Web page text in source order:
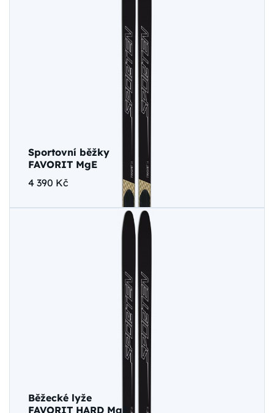
Sportovní běžky
FAVORIT MgE
4 390 Kč
Běžecké lyže
FAVORIT HARD MgE